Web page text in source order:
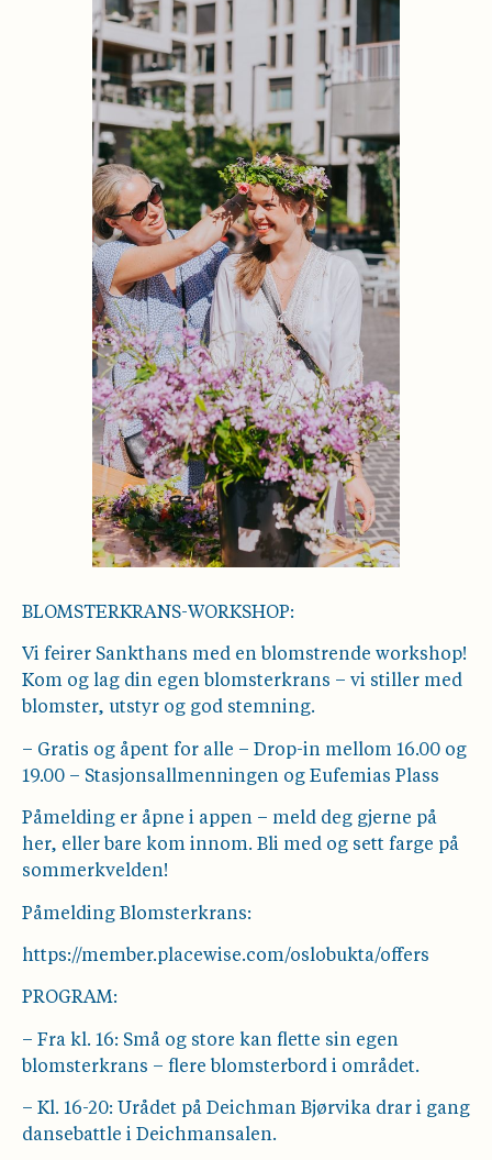
BLOMSTERKRANS-WORKSHOP:
Vi feirer Sankthans med en blomstrende workshop!
Kom og lag din egen blomsterkrans – vi stiller med
blomster, utstyr og god stemning.
– Gratis og åpent for alle – Drop-in mellom 16.00 og
19.00 – Stasjonsallmenningen og Eufemias Plass
Påmelding er åpne i appen – meld deg gjerne på
her, eller bare kom innom. Bli med og sett farge på
sommerkvelden!
Påmelding Blomsterkrans:
https://member.placewise.com/oslobukta/offers
PROGRAM:
– Fra kl. 16: Små og store kan flette sin egen
blomsterkrans – flere blomsterbord i området.
– Kl. 16-20: Urådet på Deichman Bjørvika drar i gang
dansebattle i Deichmansalen.